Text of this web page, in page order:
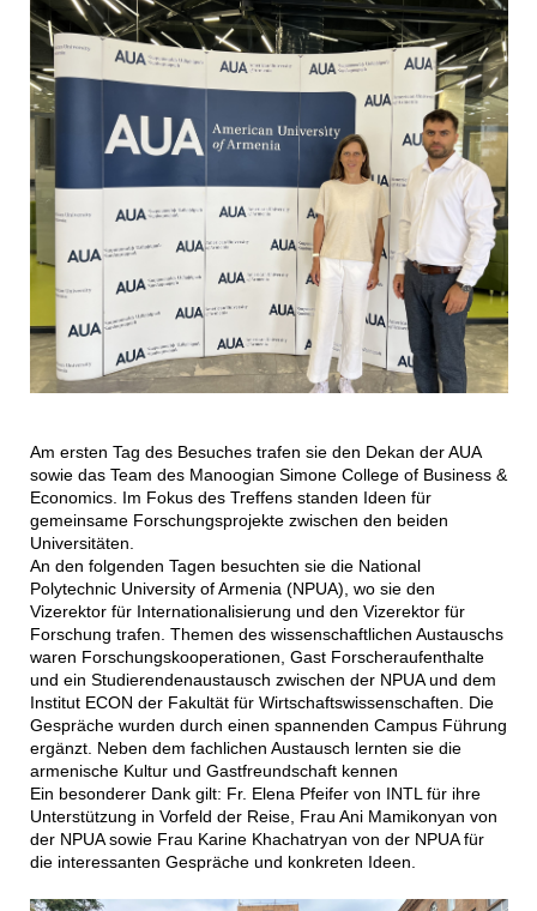
Am ersten Tag des Besuches trafen sie den Dekan der AUA
sowie das Team des Manoogian Simone College of Business &
Economics. Im Fokus des Treffens standen Ideen für
gemeinsame Forschungsprojekte zwischen den beiden
Universitäten.
An den folgenden Tagen besuchten sie die National
Polytechnic University of Armenia (NPUA), wo sie den
Vizerektor für Internationalisierung und den Vizerektor für
Forschung trafen. Themen des wissenschaftlichen Austauschs
waren Forschungskooperationen, Gast Forscheraufenthalte
und ein Studierendenaustausch zwischen der NPUA und dem
Institut ECON der Fakultät für Wirtschaftswissenschaften. Die
Gespräche wurden durch einen spannenden Campus Führung
ergänzt. Neben dem fachlichen Austausch lernten sie die
armenische Kultur und Gastfreundschaft kennen
Ein besonderer Dank gilt: Fr. Elena Pfeifer von INTL für ihre
Unterstützung in Vorfeld der Reise, Frau Ani Mamikonyan von
der NPUA sowie Frau Karine Khachatryan von der NPUA für
die interessanten Gespräche und konkreten Ideen.